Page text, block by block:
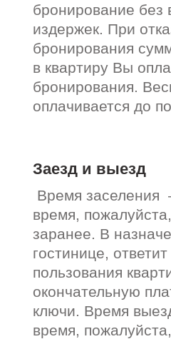
бронирование без
издержек. При
бронирования
в квартиру Вы
бронирования.
оплачивается до
Заезд и выезд
Время заселения
время,
заранее. В
гостинице,
пользования
окончательную
ключи. Время
время,